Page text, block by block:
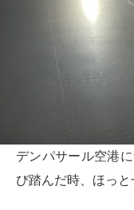
デンパサール空港
び踏んだ時、ほっと